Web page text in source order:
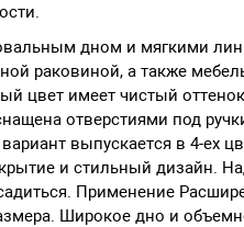
дном и мягкими
раковиной, а также
цвет имеет чистый
отверстиями под
выпускается в 4-ех
и стильный дизайн.
Применение
Широкое дно и